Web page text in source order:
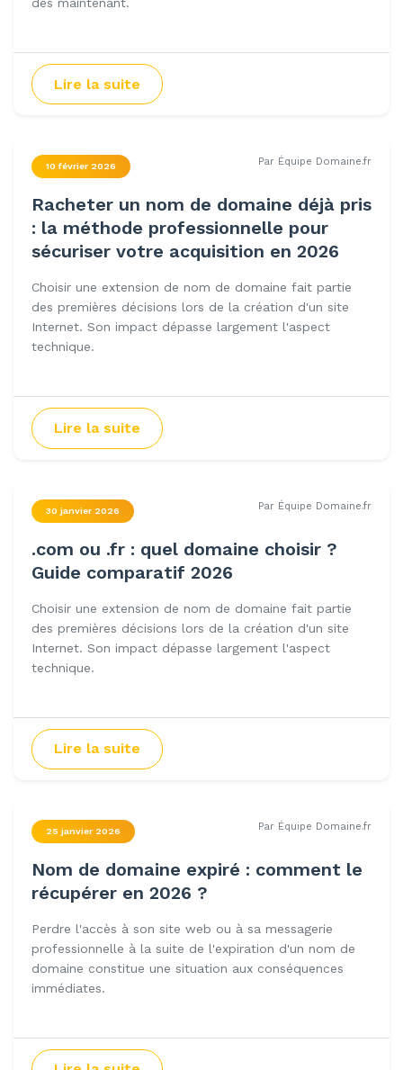
Lire la suite
10 février 2026 Par Équipe Domaine.fr
Racheter un nom de domaine déjà pris
: la méthode professionnelle pour
sécuriser votre acquisition en 2026
Choisir une extension de nom de domaine fait partie
des premières décisions lors de la création d'un site
Internet. Son impact dépasse largement l'aspect
technique.
Lire la suite
30 janvier 2026 Par Équipe Domaine.fr
.com ou .fr : quel domaine choisir ?
Guide comparatif 2026
Choisir une extension de nom de domaine fait partie
des premières décisions lors de la création d'un site
Internet. Son impact dépasse largement l'aspect
technique.
Lire la suite
25 janvier 2026 Par Équipe Domaine.fr
Nom de domaine expiré : comment le
récupérer en 2026 ?
Perdre l'accès à son site web ou à sa messagerie
professionnelle à la suite de l'expiration d'un nom de
domaine constitue une situation aux conséquences
immédiates.